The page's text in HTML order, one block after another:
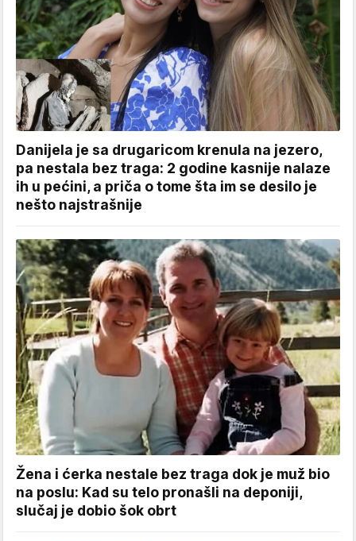
Danijela je sa drugaricom krenula na jezero,
pa nestala bez traga: 2 godine kasnije nalaze
ih u pećini, a priča o tome šta im se desilo je
nešto najstrašnije
Žena i ćerka nestale bez traga dok je muž bio
na poslu: Kad su telo pronašli na deponiji,
slučaj je dobio šok obrt